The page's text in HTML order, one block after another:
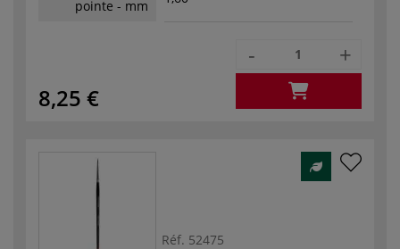
pointe - mm
8,25 €
- +
Réf. 52475